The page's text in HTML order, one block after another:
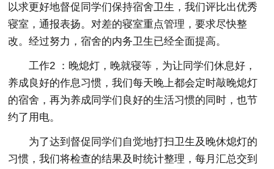
以求更好地督促同学们保持宿舍卫生，我们评比出优秀
寝室，通报表扬。对差的寝室重点管理，要求尽快整
改。经过努力，宿舍的内务卫生已经全面提高。
工作2 ：晚熄灯，晚就寝等，为让同学们休息好，
养成良好的作息习惯，我们每天晚上都会定时敲晚熄灯
的宿舍，再为养成同学们良好的生活习惯的同时，也节
约了用电。
为了达到督促同学们自觉地打扫卫生及晚休熄灯的
习惯，我们将检查的结果及时统计整理，每月汇总交到